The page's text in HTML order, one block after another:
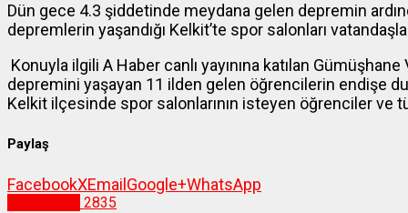
Dün gece 4.3 şiddetinde meydana gelen depremin
depremlerin yaşandığı Kelkit’te spor salonları
Konuyla ilgili A Haber canlı yayınına katılan
depremini yaşayan 11 ilden gelen öğrencilerin endişe
Kelkit ilçesinde spor salonlarının isteyen öğrenciler ve
Paylaş
FacebookXEmail Google+WhatsApp
2835